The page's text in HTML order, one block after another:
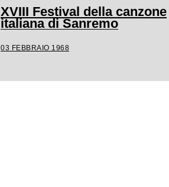
XVIII Festival della canzone
italiana di Sanremo
03 FEBBRAIO 1968